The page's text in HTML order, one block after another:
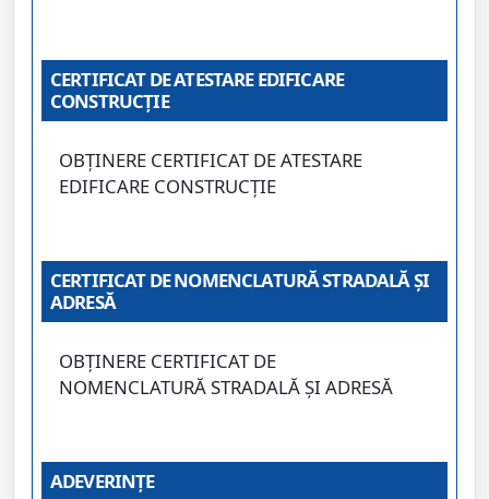
CERTIFICAT DE ATESTARE EDIFICARE
CONSTRUCȚIE
OBȚINERE CERTIFICAT DE ATESTARE
EDIFICARE CONSTRUCȚIE
CERTIFICAT DE NOMENCLATURĂ STRADALĂ ȘI
ADRESĂ
OBȚINERE CERTIFICAT DE
NOMENCLATURĂ STRADALĂ ȘI ADRESĂ
ADEVERINȚE